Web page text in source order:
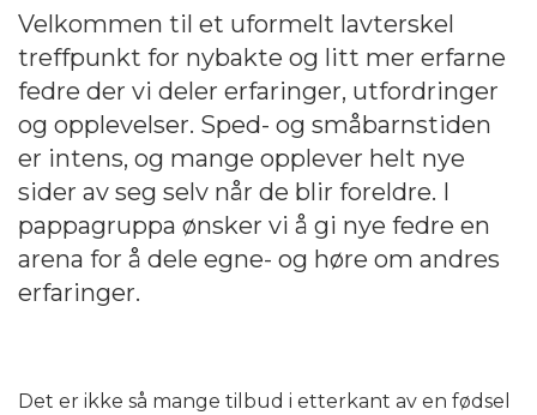
Velkommen til et uformelt lavterskel
treffpunkt for nybakte og litt mer erfarne
fedre der vi deler erfaringer, utfordringer
og opplevelser. Sped- og småbarnstiden
er intens, og mange opplever helt nye
sider av seg selv når de blir foreldre. I
pappagruppa ønsker vi å gi nye fedre en
arena for å dele egne- og høre om andres
erfaringer.
Det er ikke så mange tilbud i etterkant av en fødsel